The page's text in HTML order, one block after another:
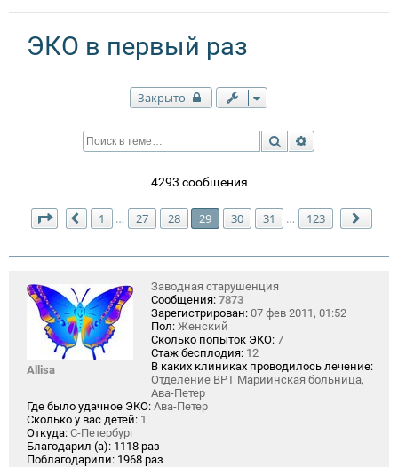
ЭКО в первый раз
Закрыто
Поиск
4293 сообщения
Страница 29 из123
Пред.
1 … 27 28 29 30 31 … 123
Allisa
Заводная старушенция
Сообщения: 7873
Зарегистрирован: 07 фев 2011, 01:52
Пол: Женский
Сколько попыток ЭКО: 7
Стаж бесплодия: 12
В каких клиниках проводилось лечение:
Отделение ВРТ Мариинская больница,
Ава-Петер
Где было удачное ЭКО: Ава-Петер
Сколько у вас детей: 1
Откуда: С-Петербург
Благодарил (а): 1118 раз
Поблагодарили: 1968 раз